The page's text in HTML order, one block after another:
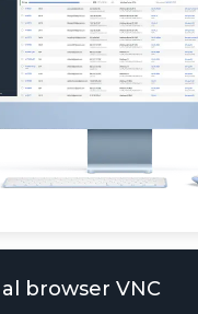
browser VNC